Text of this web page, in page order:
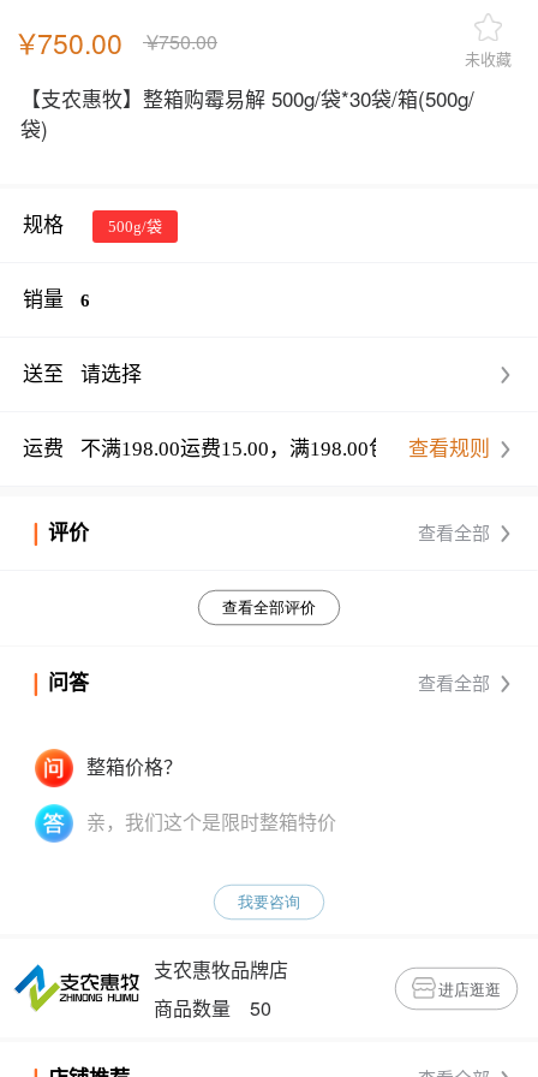
￥750.00 ￥750.00
未收藏
【支农惠牧】整箱购霉易解 500g/袋*30袋/箱(500g/
袋)
规格 500g/袋
销量 6
送至 请选择
运费 不满198.00运费15.00，满198.00包邮 查看规则
评价 查看全部
查看全部评价
问答 查看全部
整箱价格？
亲，我们这个是限时整箱特价
我要咨询
支农惠牧品牌店
商品数量 50
进店逛逛